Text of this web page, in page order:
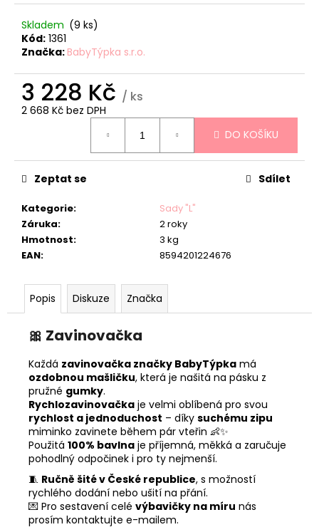
Skladem (9 ks)
Kód: 1361
Značka: BabyTýpka s.r.o.
3 228 Kč / ks
2 668 Kč bez DPH
DO KOŠÍKU
Kategorie:
Sady "L"
Záruka:
2 roky
Hmotnost:
3 kg
EAN: 8594201224676
Zeptat se Sdílet
Popis Diskuze Značka
🎀 Zavinovačka
Každá zavinovačka značky BabyTýpka má
ozdobnou mašličku, která je našitá na pásku z
pružné gumky.
Rychlozavinovačka je velmi oblíbená pro svou
rychlost a jednoduchost – díky suchému zipu
miminko zavinete během pár vteřin 👶✨
Použitá 100% bavlna je příjemná, měkká a zaručuje
pohodlný odpočinek i pro ty nejmenší.
🧵 Ručně šité v České republice, s možností
rychlého dodání nebo ušití na přání.
💌 Pro sestavení celé výbavičky na míru nás
prosím kontaktujte e-mailem.
HNÍZDEČKO
STARS
839
Kč